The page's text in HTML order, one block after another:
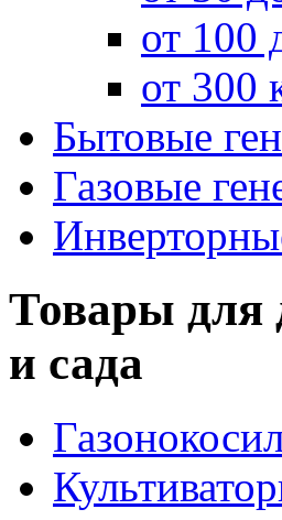
от 100
от 300
Бытовые
Газовые
Товары для
и сада